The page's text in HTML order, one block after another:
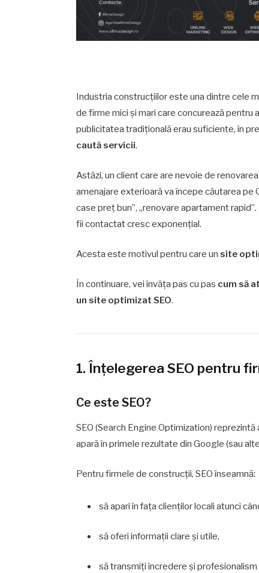
Industria construcțiilor este una dintre cele
de firme mici și mari care concurează pentru
publicitatea tradițională erau suficiente, în
caută servicii.
Astăzi, un client care are nevoie de
amenajare exterioară va începe căutarea pe
case preț bun”, „renovare apartament
fii contactat cresc exponențial.
Acesta este motivul pentru care un site
În continuare, vei învăța pas cu pas cum să
un site optimizat SEO.
1. Înțelegerea SEO pentru
Ce este SEO?
SEO (Search Engine Optimization)
apară în primele rezultate din Google (sau
Pentru firmele de construcții, SEO înseamnă:
să apari în fața clienților locali atunci
să oferi informații clare și utile,
să transmiți încredere și profesionalism